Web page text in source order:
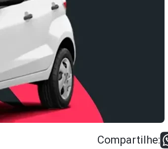
Compartilhe: